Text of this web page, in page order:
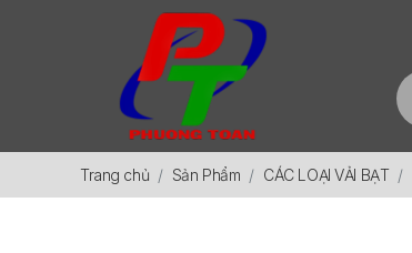
Trang chủ Sản Phẩm CÁC LOẠI VẢI BẠT